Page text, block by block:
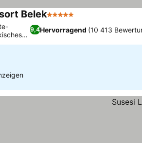
Belek5 Sterne
9,4Hervorragend (10 413